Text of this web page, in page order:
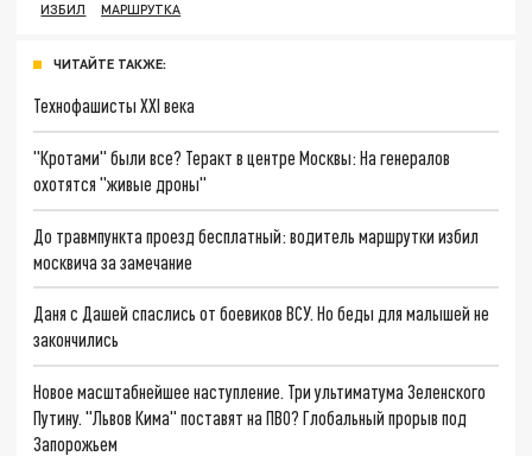
ИЗБИЛ
МАРШРУТКА
ЧИТАЙТЕ ТАКЖЕ:
Технофашисты XXI века
"Кротами" были все? Теракт в центре Москвы: На генералов
охотятся "живые дроны"
До травмпункта проезд бесплатный: водитель маршрутки избил
москвича за замечание
Даня с Дашей спаслись от боевиков ВСУ. Но беды для малышей не
закончились
Новое масштабнейшее наступление. Три ультиматума Зеленского
Путину. "Львов Кима" поставят на ПВО? Глобальный прорыв под
Запорожьем